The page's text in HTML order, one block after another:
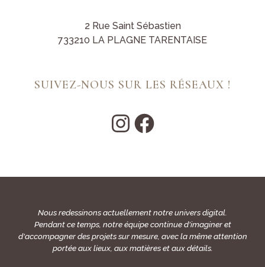
2 Rue Saint Sébastien
733210 LA PLAGNE TARENTAISE
SUIVEZ-NOUS SUR LES RÉSEAUX !
Nous redessinons actuellement notre univers digital.
Pendant ce temps, notre équipe continue d'imaginer et
d'accompagner des projets sur mesure, avec la même attention
portée aux lieux, aux matières et aux détails.